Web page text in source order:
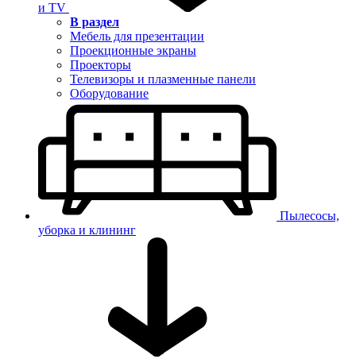
и TV
В раздел
Мебель для презентации
Проекционные экраны
Проекторы
Телевизоры и плазменные панели
Оборудование
Пылесосы,
уборка и клининг